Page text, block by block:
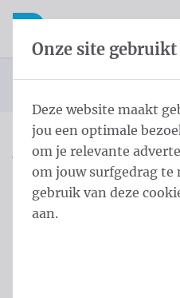
Inhoud overslaan
Taalkeuze overslaan
Open mobiele navigatie
Startpagina
Producten
Vlaggen
Officiële vlaggen
Landenvlaggen
Landenvlaggen Europa
Vlag Servië
Productinformatie
Onze site
Deze website maakt
jou een optimale
om je relevante
om jouw surfgedrag te
gebruik van deze
aan.